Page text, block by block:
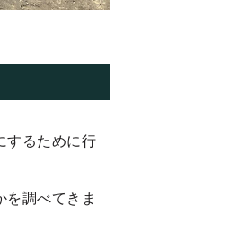
するために行
調べてきま